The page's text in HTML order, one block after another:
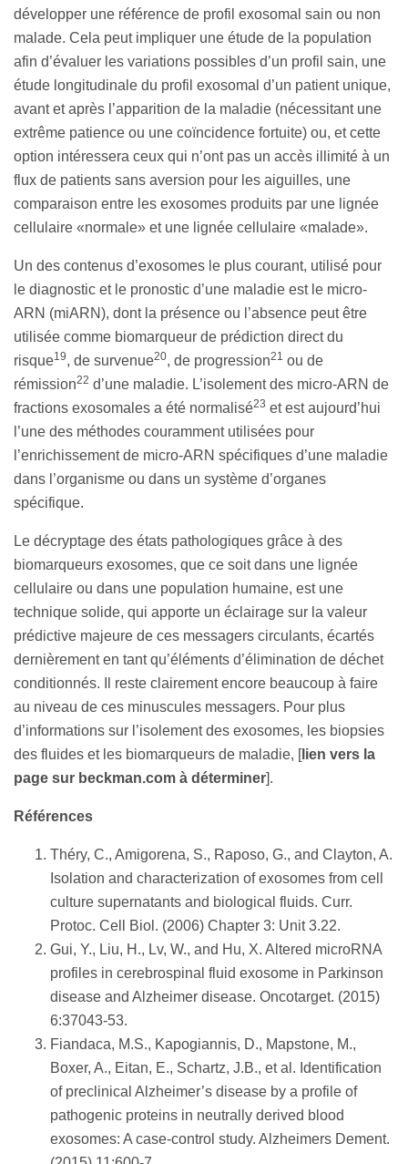
développer une référence de profil exosomal sain ou non
malade. Cela peut impliquer une étude de la population
afin d’évaluer les variations possibles d’un profil sain, une
étude longitudinale du profil exosomal d’un patient unique,
avant et après l’apparition de la maladie (nécessitant une
extrême patience ou une coïncidence fortuite) ou, et cette
option intéressera ceux qui n’ont pas un accès illimité à un
flux de patients sans aversion pour les aiguilles, une
comparaison entre les exosomes produits par une lignée
cellulaire «normale» et une lignée cellulaire «malade».
Un des contenus d’exosomes le plus courant, utilisé pour
le diagnostic et le pronostic d’une maladie est le micro-
ARN (miARN), dont la présence ou l’absence peut être
utilisée comme biomarqueur de prédiction direct du
risque19, de survenue20, de progression21 ou de
rémission22 d’une maladie. L’isolement des micro-ARN de
fractions exosomales a été normalisé23 et est aujourd’hui
l’une des méthodes couramment utilisées pour
l’enrichissement de micro-ARN spécifiques d’une maladie
dans l’organisme ou dans un système d’organes
spécifique.
Le décryptage des états pathologiques grâce à des
biomarqueurs exosomes, que ce soit dans une lignée
cellulaire ou dans une population humaine, est une
technique solide, qui apporte un éclairage sur la valeur
prédictive majeure de ces messagers circulants, écartés
dernièrement en tant qu’éléments d’élimination de déchet
conditionnés. Il reste clairement encore beaucoup à faire
au niveau de ces minuscules messagers. Pour plus
d’informations sur l’isolement des exosomes, les biopsies
des fluides et les biomarqueurs de maladie, [lien vers la
page sur beckman.com à déterminer].
Références
Théry, C., Amigorena, S., Raposo, G., and Clayton, A.
Isolation and characterization of exosomes from cell
culture supernatants and biological fluids. Curr.
Protoc. Cell Biol. (2006) Chapter 3: Unit 3.22.
Gui, Y., Liu, H., Lv, W., and Hu, X. Altered microRNA
profiles in cerebrospinal fluid exosome in Parkinson
disease and Alzheimer disease. Oncotarget. (2015)
6:37043-53.
Fiandaca, M.S., Kapogiannis, D., Mapstone, M.,
Boxer, A., Eitan, E., Schartz, J.B., et al. Identification
of preclinical Alzheimer’s disease by a profile of
pathogenic proteins in neutrally derived blood
exosomes: A case-control study. Alzheimers Dement.